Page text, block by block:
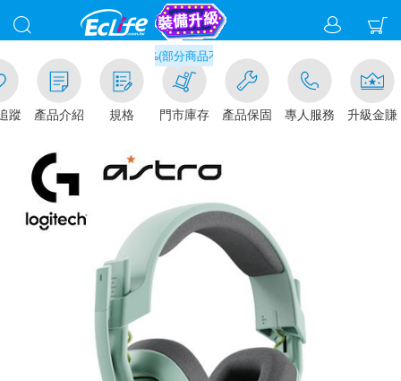
蹤 產品介紹 規格
滿千元門市取貨現折1%(部分商品不適用)-請點我看
門市庫存 產品保固 專人服務 升級金賺